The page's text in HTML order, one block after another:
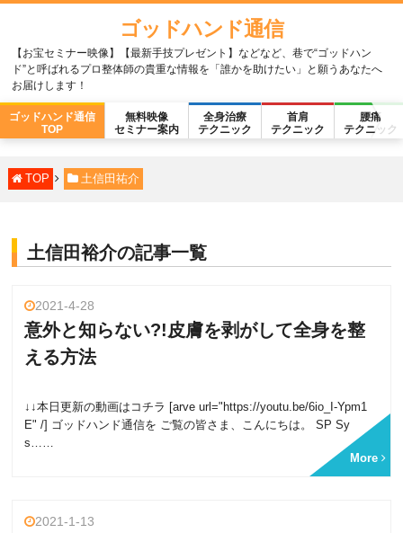
ゴッドハンド通信
【お宝セミナー映像】【最新手技プレゼント】などなど、巷で“ゴッドハン
ド”と呼ばれるプロ整体師の貴重な情報を「誰かを助けたい」と願うあなたへ
お届けします！
ゴッドハンド通信
TOP
無料映像
セミナー案内
全身治療
テクニック
首肩
テクニック
腰痛
テクニック
TOP 土信田祐介
土信田裕介の記事一覧
2021-4-28
意外と知らない?!皮膚を剥がして全身を整
える方法
↓↓本日更新の動画はコチラ [arve url="https://youtu.be/6io_I-Ypm1
E" /] ゴッドハンド通信を ご覧の皆さま、こんにちは。 SP Sy
s……
More
2021-1-13